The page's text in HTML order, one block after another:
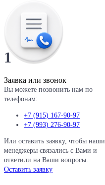
1
Заявка или звонок
Вы можете позвонить нам по
телефонам:
+7 (915) 167-90-97
+7 (993) 276-90-97
Или оставить заявку, чтобы наши
менеджеры связались с Вами и
ответили на Ваши вопросы.
Оставить заявку